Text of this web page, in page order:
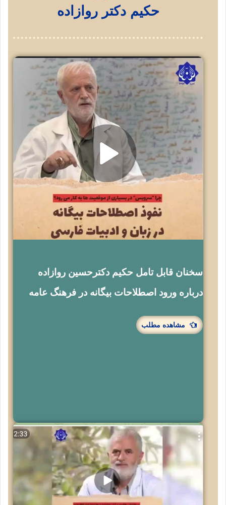
حکیم دکتر روازاده
سخنان قابل تامل حکیم دکترحسین روازاده
درباره ورود اصطلاحات بیگانه در فرهنگ عامه
مشاهده مطلب